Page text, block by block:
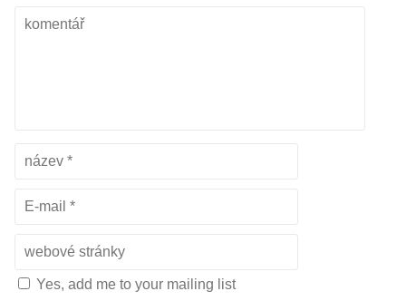
Yes, add me to your mailing list